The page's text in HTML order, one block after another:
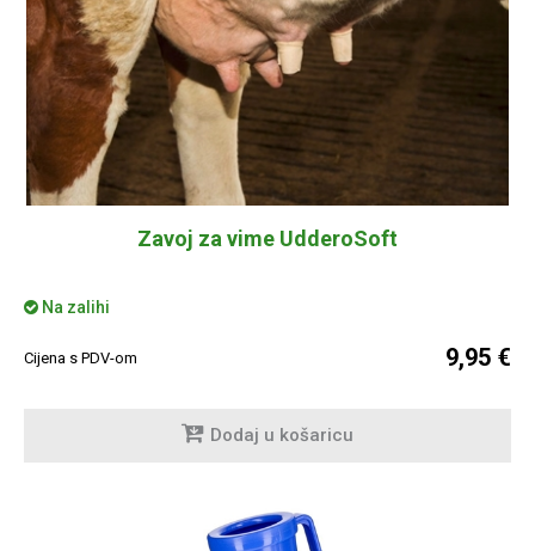
Zavoj za vime UdderoSoft
Na zalihi
Cijena s PDV-om 9,95 €
Dodaj u košaricu